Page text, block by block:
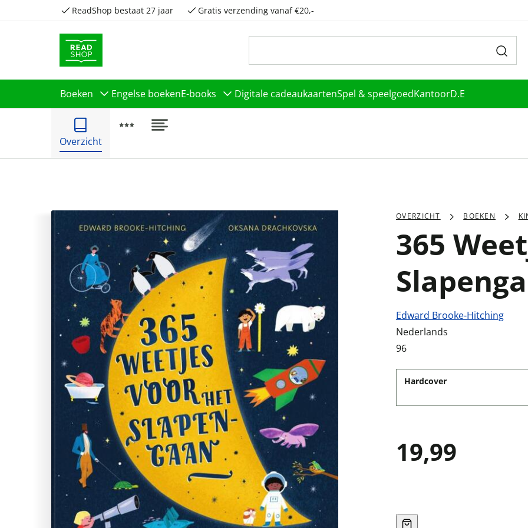
ReadShop bestaat 27 jaar Gratis verzending vanaf €20,-
Boeken Engelse boekenE-books Digitale cadeaukaartenSpel & speelgoedKantoorD.E
Overzicht
OVERZICHT BOEKEN
365
Edward Brooke-Hitching
Nederlands
96
Hardcover
19,99